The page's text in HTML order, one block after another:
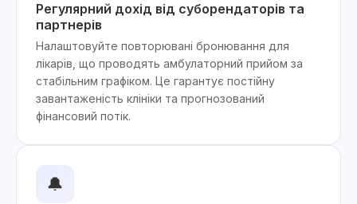
Регулярний дохід від суборендаторів та
партнерів
Налаштовуйте повторювані бронювання для
лікарів, що проводять амбулаторний прийом за
стабільним графіком. Це гарантує постійну
завантаженість клініки та прогнозований
фінансовий потік.
🔔